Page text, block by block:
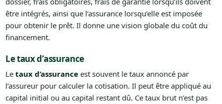
être intégrés, ainsi que l’assurance lorsqu’elle est imposée
pour obtenir le prêt. Il donne une vision globale du coût du
financement.
Le taux d’assurance
Le taux d’assuranceest souvent le taux annoncé par
l’assureur pour calculer la cotisation. Il peut être appliqué au
capital initial ou au capital restant dû. Ce taux brut n’est pas